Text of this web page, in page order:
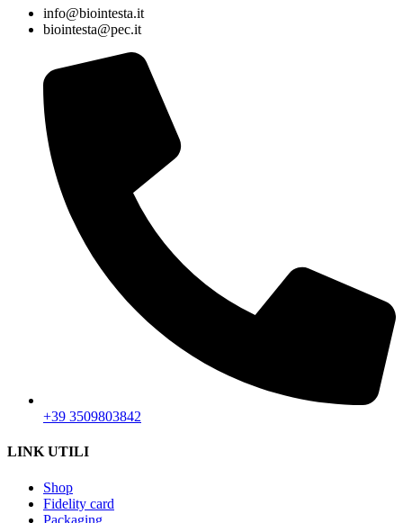
info@biointesta.it
biointesta@pec.it
+39 3509803842
LINK UTILI
Shop
Fidelity card
Packaging